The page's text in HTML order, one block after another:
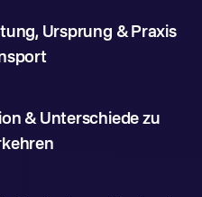
Ursprung & Praxis
& Unterschiede zu